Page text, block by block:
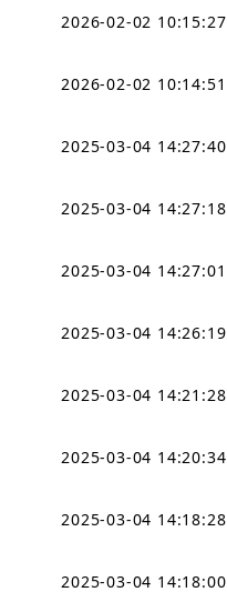
2026-02-02 10:15:27
2026-02-02 10:14:51
2025-03-04 14:27:40
2025-03-04 14:27:18
2025-03-04 14:27:01
2025-03-04 14:26:19
2025-03-04 14:21:28
2025-03-04 14:20:34
2025-03-04 14:18:28
2025-03-04 14:18:00